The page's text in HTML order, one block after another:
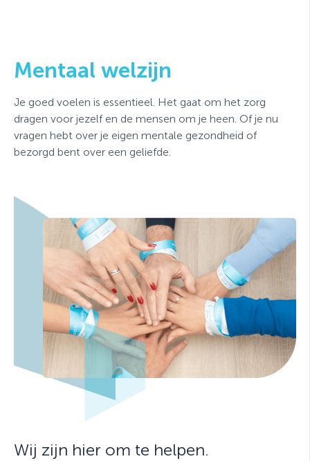
Mentaal welzijn
Je goed voelen is essentieel. Het gaat om het zorg
dragen voor jezelf en de mensen om je heen. Of je nu
vragen hebt over je eigen mentale gezondheid of
bezorgd bent over een geliefde.
Wij zijn hier om te helpen.